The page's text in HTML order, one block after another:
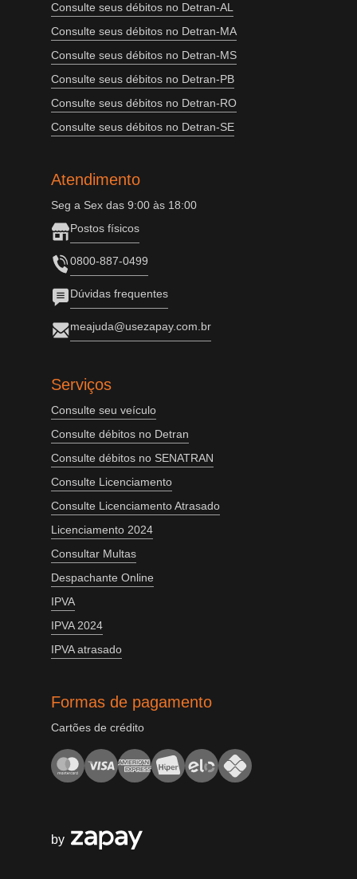
Consulte seus débitos no Detran-AL
Consulte seus débitos no Detran-MA
Consulte seus débitos no Detran-MS
Consulte seus débitos no Detran-PB
Consulte seus débitos no Detran-RO
Consulte seus débitos no Detran-SE
Atendimento
Seg a Sex das 9:00 às 18:00
Postos físicos
0800-887-0499
Dúvidas frequentes
meajuda@usezapay.com.br
Serviços
Consulte seu veículo
Consulte débitos no Detran
Consulte débitos no SENATRAN
Consulte Licenciamento
Consulte Licenciamento Atrasado
Licenciamento 2024
Consultar Multas
Despachante Online
IPVA
IPVA 2024
IPVA atrasado
Formas de pagamento
Cartões de crédito
by